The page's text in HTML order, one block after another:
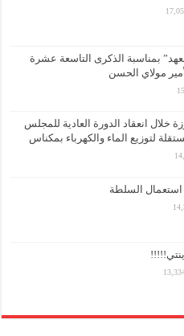
بمناسبة الذكرى التاسعة عشرة
مولاي الحسن
انعقاد الدورة العادية للمجلس
لتوزيع الماء والكهرباء بمكناس
السلطة